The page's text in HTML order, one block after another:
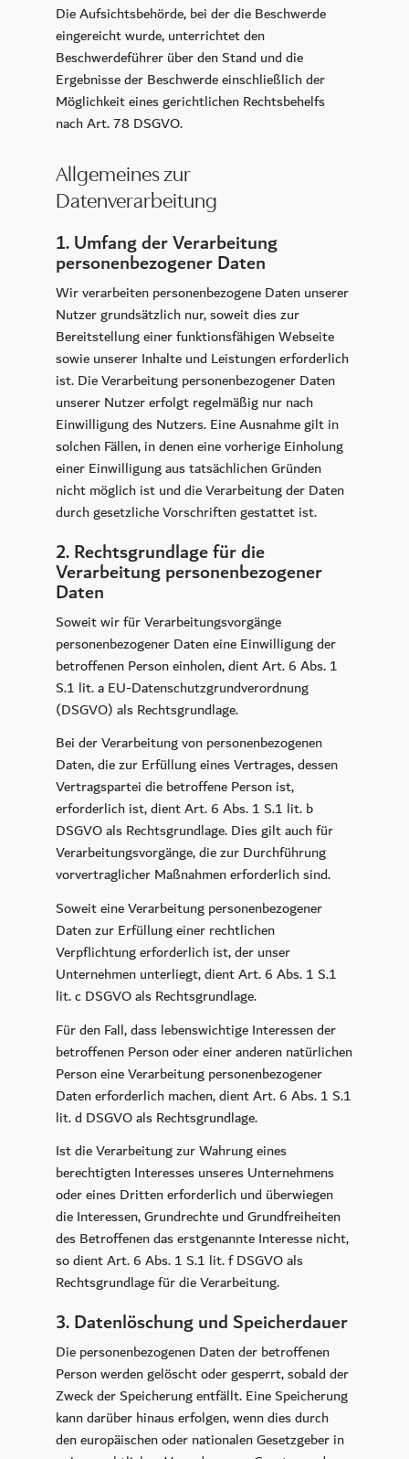
Die Aufsichtsbehörde, bei der die Beschwerde
eingereicht wurde, unterrichtet den
Beschwerdeführer über den Stand und die
Ergebnisse der Beschwerde einschließlich der
Möglichkeit eines gerichtlichen Rechtsbehelfs
nach Art. 78 DSGVO.
Allgemeines zur
Datenverarbeitung
1. Umfang der Verarbeitung
personenbezogener Daten
Wir verarbeiten personenbezogene Daten unserer
Nutzer grundsätzlich nur, soweit dies zur
Bereitstellung einer funktionsfähigen Webseite
sowie unserer Inhalte und Leistungen erforderlich
ist. Die Verarbeitung personenbezogener Daten
unserer Nutzer erfolgt regelmäßig nur nach
Einwilligung des Nutzers. Eine Ausnahme gilt in
solchen Fällen, in denen eine vorherige Einholung
einer Einwilligung aus tatsächlichen Gründen
nicht möglich ist und die Verarbeitung der Daten
durch gesetzliche Vorschriften gestattet ist.
2. Rechtsgrundlage für die
Verarbeitung personenbezogener
Daten
Soweit wir für Verarbeitungsvorgänge
personenbezogener Daten eine Einwilligung der
betroffenen Person einholen, dient Art. 6 Abs. 1
S.1 lit. a EU-Datenschutzgrundverordnung
(DSGVO) als Rechtsgrundlage.
Bei der Verarbeitung von personenbezogenen
Daten, die zur Erfüllung eines Vertrages, dessen
Vertragspartei die betroffene Person ist,
erforderlich ist, dient Art. 6 Abs. 1 S.1 lit. b
DSGVO als Rechtsgrundlage. Dies gilt auch für
Verarbeitungsvorgänge, die zur Durchführung
vorvertraglicher Maßnahmen erforderlich sind.
Soweit eine Verarbeitung personenbezogener
Daten zur Erfüllung einer rechtlichen
Verpflichtung erforderlich ist, der unser
Unternehmen unterliegt, dient Art. 6 Abs. 1 S.1
lit. c DSGVO als Rechtsgrundlage.
Für den Fall, dass lebenswichtige Interessen der
betroffenen Person oder einer anderen natürlichen
Person eine Verarbeitung personenbezogener
Daten erforderlich machen, dient Art. 6 Abs. 1 S.1
lit. d DSGVO als Rechtsgrundlage.
Ist die Verarbeitung zur Wahrung eines
berechtigten Interesses unseres Unternehmens
oder eines Dritten erforderlich und überwiegen
die Interessen, Grundrechte und Grundfreiheiten
des Betroffenen das erstgenannte Interesse nicht,
so dient Art. 6 Abs. 1 S.1 lit. f DSGVO als
Rechtsgrundlage für die Verarbeitung.
3. Datenlöschung und Speicherdauer
Die personenbezogenen Daten der betroffenen
Person werden gelöscht oder gesperrt, sobald der
Zweck der Speicherung entfällt. Eine Speicherung
kann darüber hinaus erfolgen, wenn dies durch
den europäischen oder nationalen Gesetzgeber in